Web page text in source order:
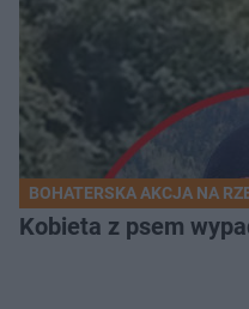
BOHATERSKA AKCJA NA
Kobieta z psem